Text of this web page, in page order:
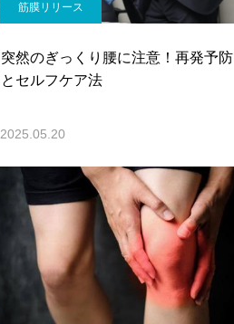
筋膜リリース
突然のぎっくり腰に注意！再発予防
とセルフケア法
2025.05.20